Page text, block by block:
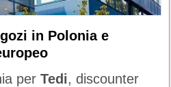
in Polonia e
per Tedi, discounter